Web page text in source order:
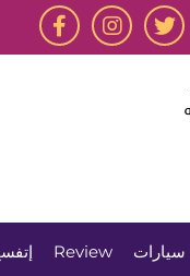
سيارات Review